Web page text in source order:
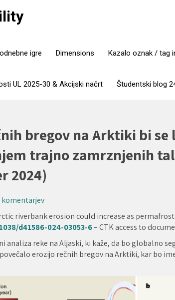
igre Dimensions Kazalo oznak / tag
UL 2025-30 & Akcijski načrt Študentski blog
bregov na Arktiki bi se
trajno zamrznjenih
2024)
komentarjev
riverbank erosion could increase as permafrost
d41586-024-03053-6– CTK access to
analiza reke na Aljaski, ki kaže, da bo globalno
erozijo rečnih bregov na Arktiki, kar bo